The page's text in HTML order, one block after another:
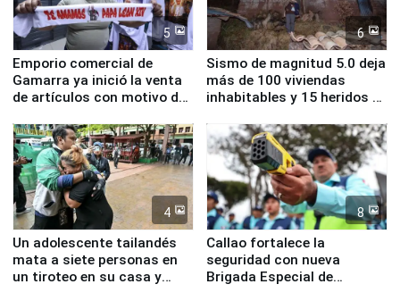
5
Emporio comercial de
Gamarra ya inició la venta
de artículos con motivo de
6
Sismo de magnitud 5.0 deja
más de 100 viviendas
inhabitables y 15 heridos en
4
Un adolescente tailandés
mata a siete personas en
un tiroteo en su casa y
8
Callao fortalece la
seguridad con nueva
Brigada Especial de